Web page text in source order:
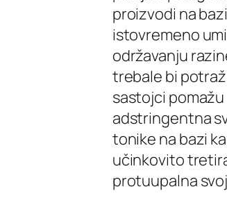
proizvodi na
istovremeno
održavanju
trebale bi
sastojci
adstringentna
tonike na bazi
učinkovito
protuupalna